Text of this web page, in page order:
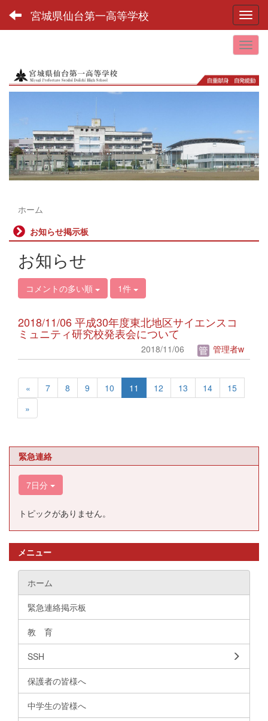
宮城県仙台第一高等学校
ホーム
お知らせ掲示板
お知らせ
コメントの多い順 1件
2018/11/06 平成30年度東北地区サイエンスコ
ミュニティ研究校発表会について
2018/11/06 管理者w
« 7 8 9 10 11 12 13 14
15
»
緊急連絡
7日分
トピックがありません。
メニュー
ホーム
緊急連絡掲示板
教 育
SSH
保護者の皆様へ
中学生の皆様へ